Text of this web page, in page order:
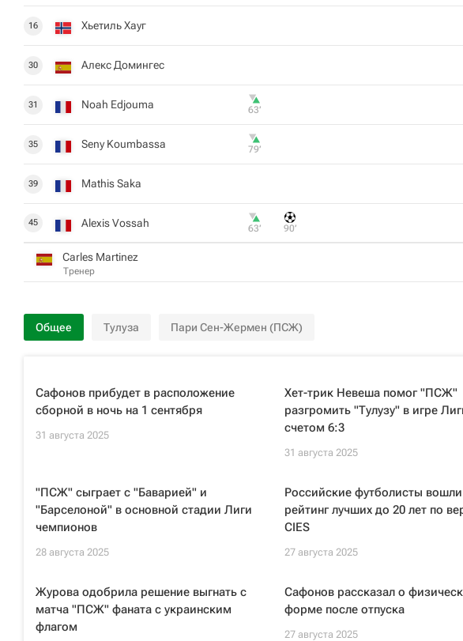
16 Хьетиль Хауг
30 Алекс Домингес
31 Noah Edjouma 63‎’‎
35 Seny Koumbassa 79‎’‎
39 Mathis Saka
45 Alexis Vossah 63‎’‎ 90‎’‎
Carles Martinez
Тренер
Общее Тулуза Пари Сен-Жермен (ПСЖ)
Сафонов прибудет в расположение
сборной в ночь на 1 сентября
31 августа 2025
Хет-трик Невеша помог "ПСЖ"
разгромить "Тулузу" в игре
счетом 6:3
31 августа 2025
"ПСЖ" сыграет с "Баварией" и
"Барселоной" в основной стадии Лиги
чемпионов
28 августа 2025
Российские футболисты
рейтинг лучших до 20 лет по
CIES
27 августа 2025
Журова одобрила решение выгнать с
матча "ПСЖ" фаната с украинским
флагом
Сафонов рассказал о
форме после отпуска
27 августа 2025